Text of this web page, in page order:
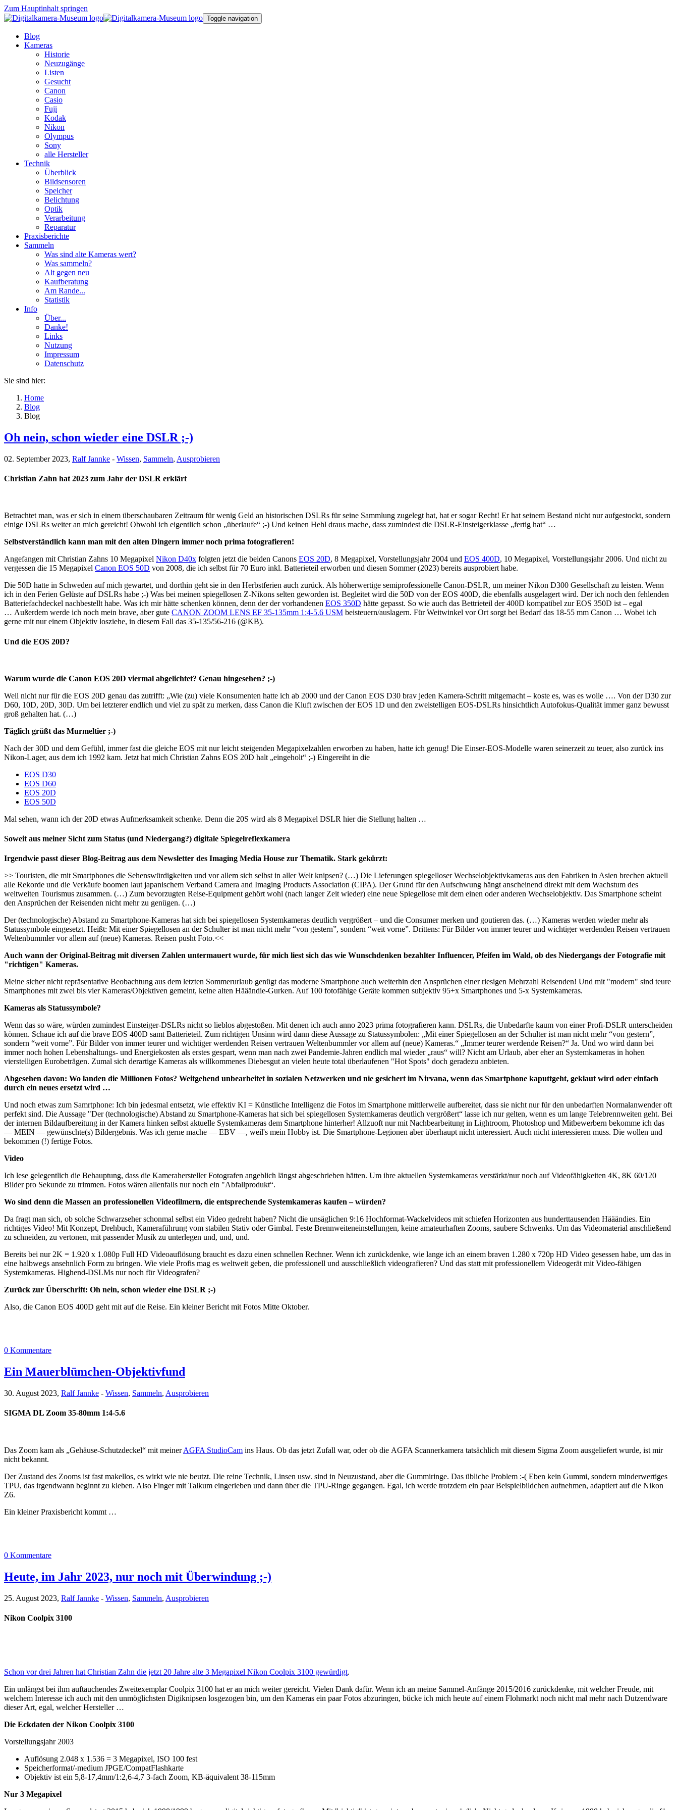
Zum Hauptinhalt springen
Toggle navigation
Blog
Kameras
Historie
Neuzugänge
Listen
Gesucht
Canon
Casio
Fuji
Kodak
Nikon
Olympus
Sony
alle Hersteller
Technik
Überblick
Bildsensoren
Speicher
Belichtung
Optik
Verarbeitung
Reparatur
Praxisberichte
Sammeln
Was sind alte Kameras wert?
Was sammeln?
Alt gegen neu
Kaufberatung
Am Rande...
Statistik
Info
Über...
Danke!
Links
Nutzung
Impressum
Datenschutz
Sie sind hier:
Home
Blog
Blog
Oh nein, schon wieder eine DSLR ;-)
02. September 2023, Ralf Jannke - Wissen, Sammeln, Ausprobieren
Christian Zahn hat 2023 zum Jahr der DSLR erklärt
Betrachtet man, was er sich in einem überschaubaren Zeitraum für wenig Geld an historischen DSLRs für seine Sammlung zugelegt hat, hat er sogar Recht! Er hat seinem Bestand nicht nur aufgestockt, sondern
einige DSLRs weiter an mich gereicht! Obwohl ich eigentlich schon „überlaufe“ ;-) Und keinen Hehl draus mache, dass zumindest die DSLR-Einsteigerklasse „fertig hat“ …
Selbstverständlich kann man mit den alten Dingern immer noch prima fotografieren!
Angefangen mit Christian Zahns 10 Megapixel Nikon D40x folgten jetzt die beiden Canons EOS 20D, 8 Megapixel, Vorstellungsjahr 2004 und EOS 400D, 10 Megapixel, Vorstellungsjahr 2006. Und nicht zu
vergessen die 15 Megapixel Canon EOS 50D von 2008, die ich selbst für 70 Euro inkl. Batterieteil erworben und diesen Sommer (2023) bereits ausprobiert habe.
Die 50D hatte in Schweden auf mich gewartet, und dorthin geht sie in den Herbstferien auch zurück. Als höherwertige semiprofessionelle Canon-DSLR, um meiner Nikon D300 Gesellschaft zu leisten. Wenn
ich in den Ferien Gelüste auf DSLRs habe ;-) Was bei meinen spiegellosen Z-Nikons selten geworden ist. Begleitet wird die 50D von der EOS 400D, die ebenfalls ausgelagert wird. Der ich noch den fehlenden
Batteriefachdeckel nachbestellt habe. Was ich mir hätte schenken können, denn der der vorhandenen EOS 350D hätte gepasst. So wie auch das Bettrieteil der 400D kompatibel zur EOS 350D ist – egal
… Außerdem werde ich noch mein brave, aber gute CANON ZOOM LENS EF 35-135mm 1:4-5.6 USM beisteuern/auslagern. Für Weitwinkel vor Ort sorgt bei Bedarf das 18-55 mm Canon … Wobei ich
gerne mit nur einem Objektiv losziehe, in diesem Fall das 35-135/56-216 (@KB).
Und die EOS 20D?
Warum wurde die Canon EOS 20D viermal abgelichtet? Genau hingesehen? ;-)
Weil nicht nur für die EOS 20D genau das zutrifft: „Wie (zu) viele Konsumenten hatte ich ab 2000 und der Canon EOS D30 brav jeden Kamera-Schritt mitgemacht – koste es, was es wolle …. Von der D30 zur
D60, 10D, 20D, 30D. Um bei letzterer endlich und viel zu spät zu merken, dass Canon die Kluft zwischen der EOS 1D und den zweistelligen EOS-DSLRs hinsichtlich Autofokus-Qualität immer ganz bewusst
groß gehalten hat. (…)
Täglich grüßt das Murmeltier ;-)
Nach der 30D und dem Gefühl, immer fast die gleiche EOS mit nur leicht steigenden Megapixelzahlen erworben zu haben, hatte ich genug! Die Einser-EOS-Modelle waren seinerzeit zu teuer, also zurück ins
Nikon-Lager, aus dem ich 1992 kam. Jetzt hat mich Christian Zahns EOS 20D halt „eingeholt“ ;-) Eingereiht in die
EOS D30
EOS D60
EOS 20D
EOS 50D
Mal sehen, wann ich der 20D etwas Aufmerksamkeit schenke. Denn die 20S wird als 8 Megapixel DSLR hier die Stellung halten …
Soweit aus meiner Sicht zum Status (und Niedergang?) digitale Spiegelreflexkamera
Irgendwie passt dieser Blog-Beitrag aus dem Newsletter des Imaging Media House zur Thematik. Stark gekürzt:
>> Touristen, die mit Smartphones die Sehenswürdigkeiten und vor allem sich selbst in aller Welt knipsen? (…) Die Lieferungen spiegelloser Wechselobjektivkameras aus den Fabriken in Asien brechen aktuell
alle Rekorde und die Verkäufe boomen laut japanischem Verband Camera and Imaging Products Association (CIPA). Der Grund für den Aufschwung hängt anscheinend direkt mit dem Wachstum des
weltweiten Tourismus zusammen. (…) Zum bevorzugten Reise-Equipment gehört wohl (nach langer Zeit wieder) eine neue Spiegellose mit dem einen oder anderen Wechselobjektiv. Das Smartphone scheint
den Ansprüchen der Reisenden nicht mehr zu genügen. (…)
Der (technologische) Abstand zu Smartphone-Kameras hat sich bei spiegellosen Systemkameras deutlich vergrößert – und die Consumer merken und goutieren das. (…) Kameras werden wieder mehr als
Statussymbole eingesetzt. Heißt: Mit einer Spiegellosen an der Schulter ist man nicht mehr “von gestern”, sondern “weit vorne”. Drittens: Für Bilder von immer teurer und wichtiger werdenden Reisen vertrauen
Weltenbummler vor allem auf (neue) Kameras. Reisen pusht Foto.<<
Auch wann der Original-Beitrag mit diversen Zahlen untermauert wurde, für mich liest sich das wie Wunschdenken bezahlter Influencer, Pfeifen im Wald, ob des Niedergangs der Fotografie mit
"richtigen" Kameras.
Meine sicher nicht repräsentative Beobachtung aus dem letzten Sommerurlaub genügt das moderne Smartphone auch weiterhin den Ansprüchen einer riesigen Mehrzahl Reisenden! Und mit "modern" sind teure
Smartphones mit zwei bis vier Kameras/Objektiven gemeint, keine alten Hääändie-Gurken. Auf 100 fotofähige Geräte kommen subjektiv 95+x Smartphones und 5-x Systemkameras.
Kameras als Statussymbole?
Wenn das so wäre, würden zumindest Einsteiger-DSLRs nicht so lieblos abgestoßen. Mit denen ich auch anno 2023 prima fotografieren kann. DSLRs, die Unbedarfte kaum von einer Profi-DSLR unterscheiden
können. Schaue ich auf die brave EOS 400D samt Batterieteil. Zum richtigen Unsinn wird dann diese Aussage zu Statussymbolen: „Mit einer Spiegellosen an der Schulter ist man nicht mehr “von gestern”,
sondern “weit vorne”. Für Bilder von immer teurer und wichtiger werdenden Reisen vertrauen Weltenbummler vor allem auf (neue) Kameras.“ „Immer teurer werdende Reisen?“ Ja. Und wo wird dann bei
immer noch hohen Lebenshaltungs- und Energiekosten als erstes gespart, wenn man nach zwei Pandemie-Jahren endlich mal wieder „raus“ will? Nicht am Urlaub, aber eher an Systemkameras in hohen
vierstelligen Eurobeträgen. Zumal sich derartige Kameras als willkommenes Diebesgut an vielen heute total überlaufenen "Hot Spots" doch geradezu anbieten.
Abgesehen davon: Wo landen die Millionen Fotos? Weitgehend unbearbeitet in sozialen Netzwerken und nie gesichert im Nirvana, wenn das Smartphone kaputtgeht, geklaut wird oder einfach
durch ein neues ersetzt wird …
Und noch etwas zum Samrtphone: Ich bin jedesmal entsetzt, wie effektiv KI = Künstliche Intelligenz die Fotos im Smartphone mittlerweile aufbereitet, dass sie nicht nur für den unbedarften Normalanwender oft
perfekt sind. Die Aussage "Der (technologische) Abstand zu Smartphone-Kameras hat sich bei spiegellosen Systemkameras deutlich vergrößert“ lasse ich nur gelten, wenn es um lange Telebrennweiten geht. Bei
der internen Bildaufbereitung in der Kamera hinken selbst aktuelle Systemkameras dem Smartphone hinterher! Allzuoft nur mit Nachbearbeitung in Lightroom, Photoshop und Mitbewerbern bekomme ich das
— MEIN — gewünschte(s) Bildergebnis. Was ich gerne mache — EBV —, weil's mein Hobby ist. Die Smartphone-Legionen aber überhaupt nicht interessiert. Auch nicht interessieren muss. Die wollen und
bekommen (!) fertige Fotos.
Video
Ich lese gelegentlich die Behauptung, dass die Kamerahersteller Fotografen angeblich längst abgeschrieben hätten. Um ihre aktuellen Systemkameras verstärkt/nur noch auf Videofähigkeiten 4K, 8K 60/120
Bilder pro Sekunde zu trimmen. Fotos wären allenfalls nur noch ein "Abfallprodukt“.
Wo sind denn die Massen an professionellen Videofilmern, die entsprechende Systemkameras kaufen – würden?
Da fragt man sich, ob solche Schwarzseher schonmal selbst ein Video gedreht haben? Nicht die unsäglichen 9:16 Hochformat-Wackelvideos mit schiefen Horizonten aus hunderttausenden Hääändies. Ein
richtiges Video! Mit Konzept, Drehbuch, Kameraführung vom stabilen Stativ oder Gimbal. Feste Brennweiteneinstellungen, keine amateurhaften Zooms, saubere Schwenks. Um das Videomaterial anschließend
zu schneiden, zu vertonen, mit passender Musik zu unterlegen und, und, und.
Bereits bei nur 2K = 1.920 x 1.080p Full HD Videoauflösung braucht es dazu einen schnellen Rechner. Wenn ich zurückdenke, wie lange ich an einem braven 1.280 x 720p HD Video gesessen habe, um das in
eine halbwegs ansehnlich Form zu bringen. Wie viele Profis mag es weltweit geben, die professionell und ausschließlich videografieren? Und das statt mit professionellem Videogerät mit Video-fähigen
Systemkameras. Highend-DSLMs nur noch für Videografen?
Zurück zur Überschrift: Oh nein, schon wieder eine DSLR ;-)
Also, die Canon EOS 400D geht mit auf die Reise. Ein kleiner Bericht mit Fotos Mitte Oktober.
0 Kommentare
Ein Mauerblümchen-Objektivfund
30. August 2023, Ralf Jannke - Wissen, Sammeln, Ausprobieren
SIGMA DL Zoom 35-80mm 1:4-5.6
Das Zoom kam als „Gehäuse-Schutzdeckel“ mit meinerAGFA StudioCam ins Haus. Ob das jetzt Zufall war, oder ob die AGFA Scannerkamera tatsächlich mit diesem Sigma Zoom ausgeliefert wurde, ist mir
nicht bekannt.
Der Zustand des Zooms ist fast makellos, es wirkt wie nie beutzt. Die reine Technik, Linsen usw. sind in Neuzustand, aber die Gummiringe. Das übliche Problem :-( Eben kein Gummi, sondern minderwertiges
TPU, das irgendwann beginnt zu kleben. Also Finger mit Talkum eingerieben und dann über die TPU-Ringe gegangen. Egal, ich werde trotzdem ein paar Beispielbildchen aufnehmen, adaptiert auf die Nikon
Z6.
Ein kleiner Praxisbericht kommt …
0 Kommentare
Heute, im Jahr 2023, nur noch mit Überwindung ;-)
25. August 2023, Ralf Jannke - Wissen, Sammeln, Ausprobieren
Nikon Coolpix 3100
Schon vor drei Jahren hat Christian Zahn die jetzt 20 Jahre alte 3 Megapixel Nikon Coolpix 3100 gewürdigt.
Ein unlängst bei ihm auftauchendes Zweitexemplar Coolpix 3100 hat er an mich weiter gereicht. Vielen Dank dafür. Wenn ich an meine Sammel-Anfänge 2015/2016 zurückdenke, mit welcher Freude, mit
welchem Interesse ich auch mit den unmöglichsten Digiknipsen losgezogen bin, um den Kameras ein paar Fotos abzuringen, bücke ich mich heute auf einem Flohmarkt noch nicht mal mehr nach Dutzendware
dieser Art, egal, welcher Hersteller …
Die Eckdaten der Nikon Coolpix 3100
Vorstellungsjahr 2003
Auflösung 2.048 x 1.536 = 3 Megapixel, ISO 100 fest
Speicherformat/-medium JPGE/CompatFlashkarte
Objektiv ist ein 5,8-17,4mm/1:2,6-4,7 3-fach Zoom, KB-äquivalent 38-115mm
Nur 3 Megapixel